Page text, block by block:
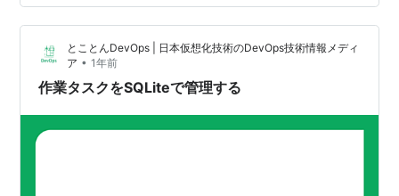
るライブラリ FastAPI SQLModel その他: typing,
datetime（標準ライブラリ） 必要に応じて、uvicornや
sqlalchemyもプロジェクトに追加してくださ…
とことんDevOps | 日本仮想化技術のDevOps技術情報メディ
ア • 1年前
作業タスクをSQLiteで管理する